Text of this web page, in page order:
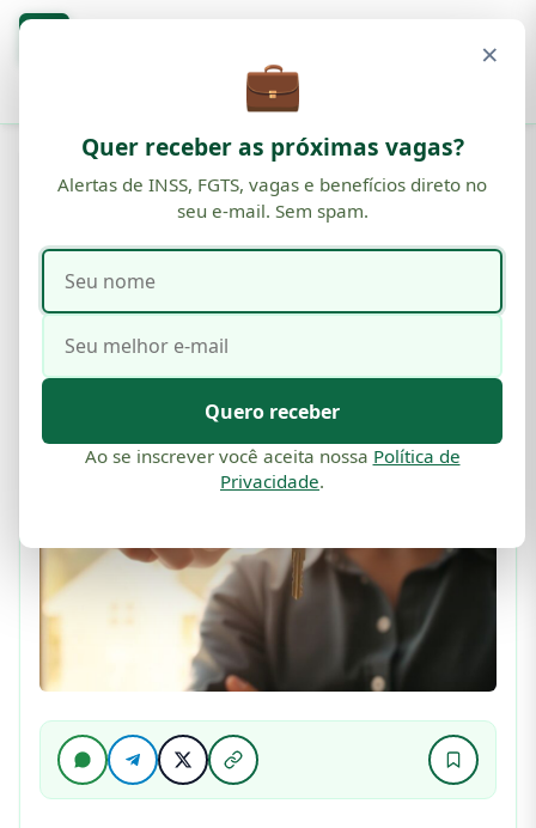
UNCATEGORIZED
Préstamos Personales Seguros y
Confiables: Tu Guía Definitiva
para Tomar la Mejor Decisión
Financiera
×
💼
Quer receber as próximas vagas?
Alertas de INSS, FGTS, vagas e benefícios direto no
seu e-mail. Sem spam.
Seu
nome
Seu
mail
Quero receber
Ao se inscrever você aceita nossa Política de
Privacidade.